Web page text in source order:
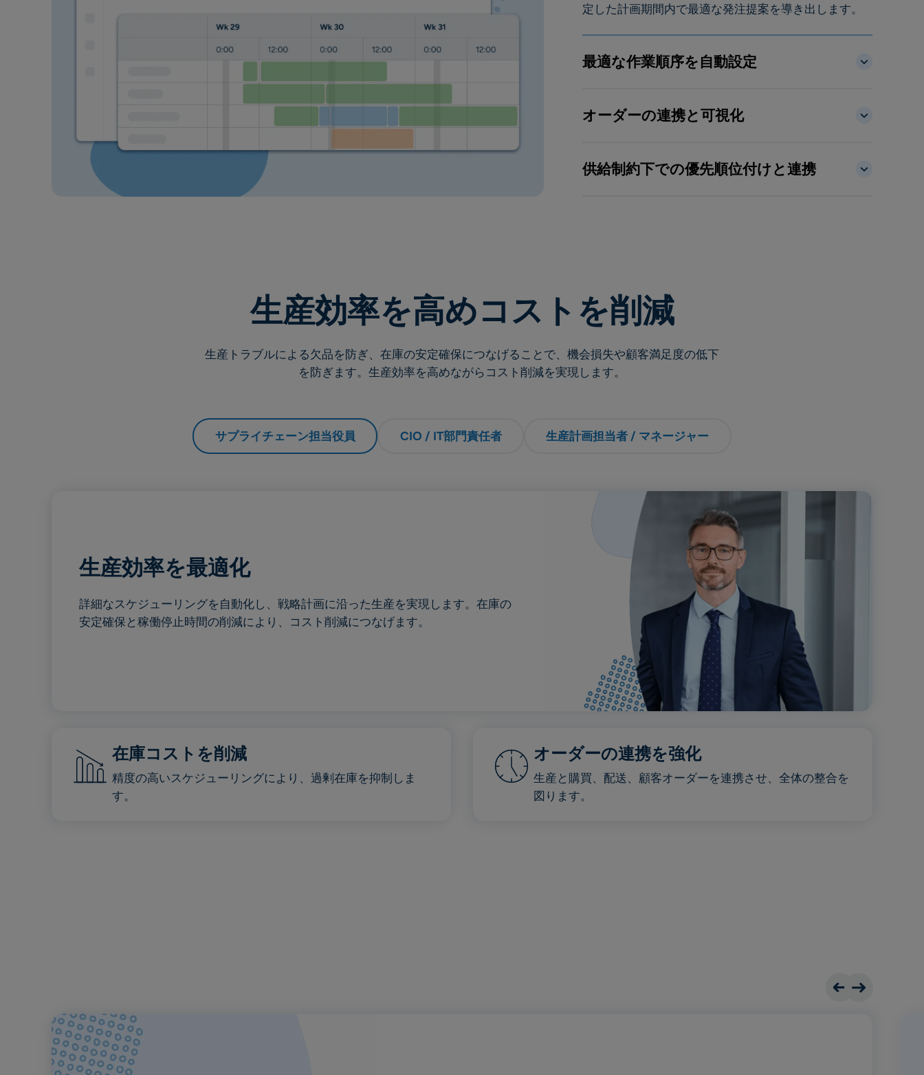
定した計画期間内で最適な発注提案を導き出します。
最適な作業順序を自動設定
オーダーの連携と可視化
供給制約下での優先順位付けと連携
生産効率を高めコストを削減
生産トラブルによる欠品を防ぎ、在庫の安定確保につなげることで、機会損失や顧客満足度の低下
を防ぎます。生産効率を高めながらコスト削減を実現します。
サプライチェーン担当役員 CIO / IT部門責任者 生産計画担当者 / マネージャー
生産効率を最適化
詳細なスケジューリングを自動化し、戦略計画に沿った生産を実現します。在庫の
安定確保と稼働停止時間の削減により、コスト削減につなげます。
在庫コストを削減
精度の高いスケジューリングにより、過剰在庫を抑制しま
す。
オーダーの連携を強化
生産と購買、配送、顧客オーダーを連携させ、全体の整合を
図ります。